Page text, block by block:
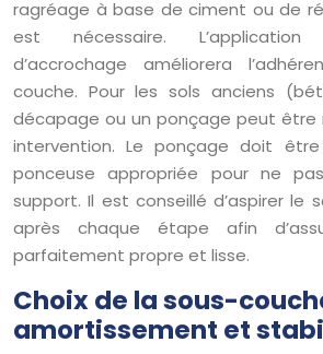
ragréage à base de ciment ou de
est nécessaire. L’application
d’accrochage améliorera
couche. Pour les sols anciens
décapage ou un ponçage peut
intervention. Le ponçage doit
ponceuse appropriée pour ne
support. Il est conseillé d’aspirer le
après chaque étape afin
parfaitement propre et lisse.
Choix de la sous-
amortissement et